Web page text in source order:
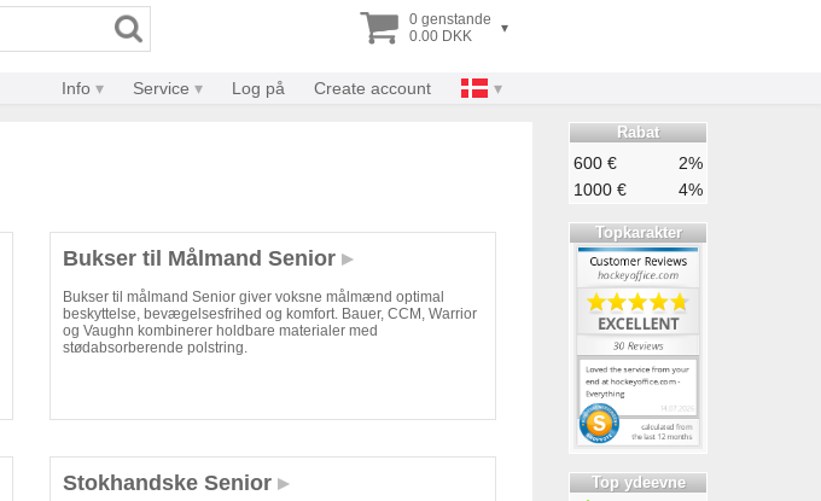
0 genstande
0.00 DKK
▾
Info Service Log på Create account
Bukser til Målmand Senior
Bukser til målmand Senior giver voksne målmænd optimal
beskyttelse, bevægelsesfrihed og komfort. Bauer, CCM, Warrior
og Vaughn kombinerer holdbare materialer med
stødabsorberende polstring.
Stokhandske Senior
Rabat
600 €
2%
1000 €
4%
Topkarakter
Top ydeevne